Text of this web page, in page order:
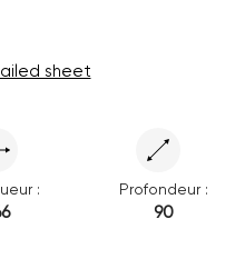
sheet
: Profondeur :
90